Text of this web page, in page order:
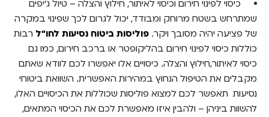
כיסוי לפינוי חירום וכיסוי לאיתור, חילוץ והצלה – טיול ג'יפים
שמתרחש בשטח מרוחק ומבודד, יכול לגרום לכך שפינוי במקרה
של פציעה יהיה מסובך ויקר. פוליסות ביטוח נסיעות לחו"ל רבות
כוללות כיסוי לפינוי חירום בהליקופטר או ברכב חירום, כמו גם
כיסוי לאיתור,חילוץ והצלה. כיסויים אלו יאפשרו לכם לוודא שאתם
מקבלים את הטיפול הנחוץ במהירות האפשרית. השוואת ביטוחי
נסיעות תאפשר לכם למצוא פוליסות שכוללות את הכיסויים האלו,
להשוות ביניהן – ולהבין איזו מאפשרת לכם את הכיסוי המתאים,